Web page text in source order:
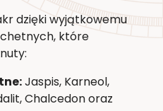
dzięki wyjątkowemu
które
Jaspis, Karneol,
Chalcedon oraz